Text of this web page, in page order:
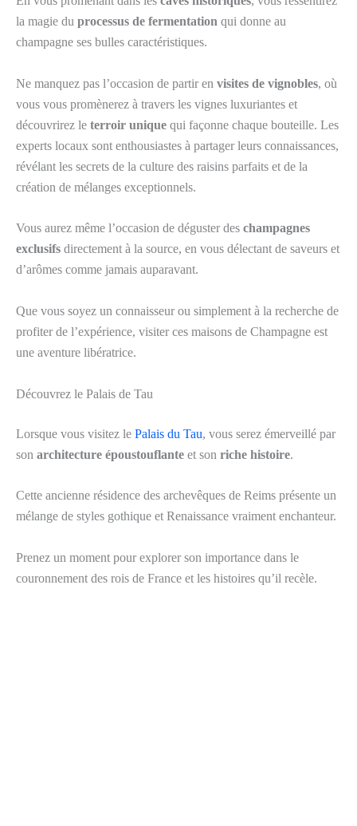
la magie du processus de fermentation qui donne au
champagne ses bulles caractéristiques.
Ne manquez pas l’occasion de partir en visites de vignobles, où
vous vous promènerez à travers les vignes luxuriantes et
découvrirez le terroir unique qui façonne chaque bouteille. Les
experts locaux sont enthousiastes à partager leurs connaissances,
révélant les secrets de la culture des raisins parfaits et de la
création de mélanges exceptionnels.
Vous aurez même l’occasion de déguster des champagnes
exclusifs directement à la source, en vous délectant de saveurs et
d’arômes comme jamais auparavant.
Que vous soyez un connaisseur ou simplement à la recherche de
profiter de l’expérience, visiter ces maisons de Champagne est
une aventure libératrice.
Découvrez le Palais de Tau
Lorsque vous visitez le Palais du Tau, vous serez émerveillé par
son architecture époustouflante et son riche histoire.
Cette ancienne résidence des archevêques de Reims présente un
mélange de styles gothique et Renaissance vraiment enchanteur.
Prenez un moment pour explorer son importance dans le
couronnement des rois de France et les histoires qu’il recèle.